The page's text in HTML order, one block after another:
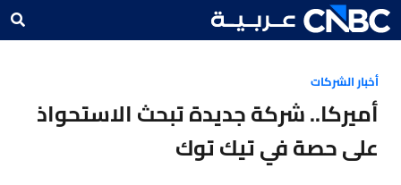
أخبار الشركات
أميركا.. شركة جديدة تبحث الاستحواذ
على حصة في تيك توك